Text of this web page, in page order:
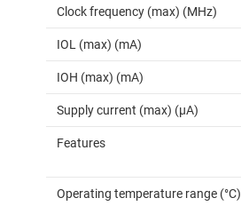
Clock frequency (max) (MHz)
IOL (max) (mA)
IOH (max) (mA)
Supply current (max) (µA)
Features
Operating temperature range (°C)